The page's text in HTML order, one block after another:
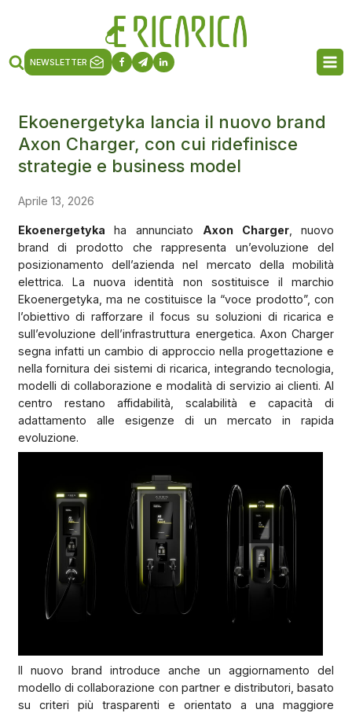
NEWSLETTER
Ekoenergetyka lancia il nuovo brand
Axon Charger, con cui ridefinisce
strategie e business model
Aprile 13, 2026
Ekoenergetyka ha annunciato Axon Charger, nuovo
brand di prodotto che rappresenta un’evoluzione del
posizionamento dell’azienda nel mercato della mobilità
elettrica. La nuova identità non sostituisce il marchio
Ekoenergetyka, ma ne costituisce la “voce prodotto”, con
l’obiettivo di rafforzare il focus su soluzioni di ricarica e
sull’evoluzione dell’infrastruttura energetica. Axon Charger
segna infatti un cambio di approccio nella progettazione e
nella fornitura dei sistemi di ricarica, integrando tecnologia,
modelli di collaborazione e modalità di servizio ai clienti. Al
centro restano affidabilità, scalabilità e capacità di
adattamento alle esigenze di un mercato in rapida
evoluzione.
Il nuovo brand introduce anche un aggiornamento del
modello di collaborazione con partner e distributori, basato
su criteri più trasparenti e orientato a una maggiore